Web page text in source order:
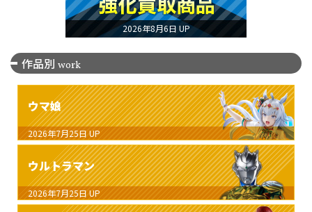
2026年8月6日 UP
作品別 work
ウマ娘
2026年7月25日 UP
ウルトラマン
2026年7月25日 UP